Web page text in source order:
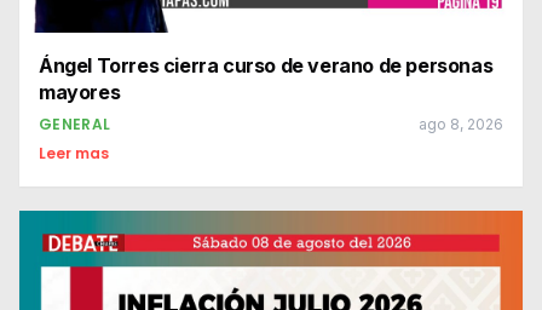
Ángel Torres cierra curso de verano de personas
mayores
GENERAL ago 8, 2026
Leer mas